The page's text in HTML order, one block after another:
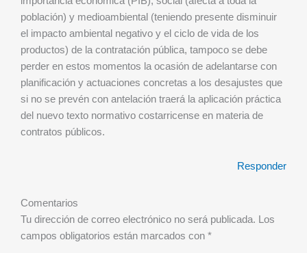
población) y medioambiental (teniendo presente disminuir
el impacto ambiental negativo y el ciclo de vida de los
productos) de la contratación pública, tampoco se debe
perder en estos momentos la ocasión de adelantarse con
planificación y actuaciones concretas a los desajustes que
si no se prevén con antelación traerá la aplicación práctica
del nuevo texto normativo costarricense en materia de
contratos públicos.
Responder
Comentarios
Tu dirección de correo electrónico no será publicada. Los
campos obligatorios están marcados con *